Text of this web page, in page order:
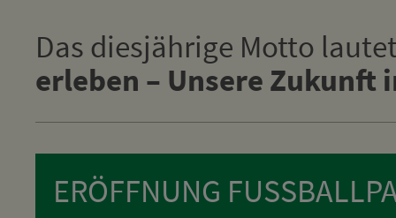
Das diesjährige Motto
erleben – Unsere Zukunft
ERÖFFNUNG